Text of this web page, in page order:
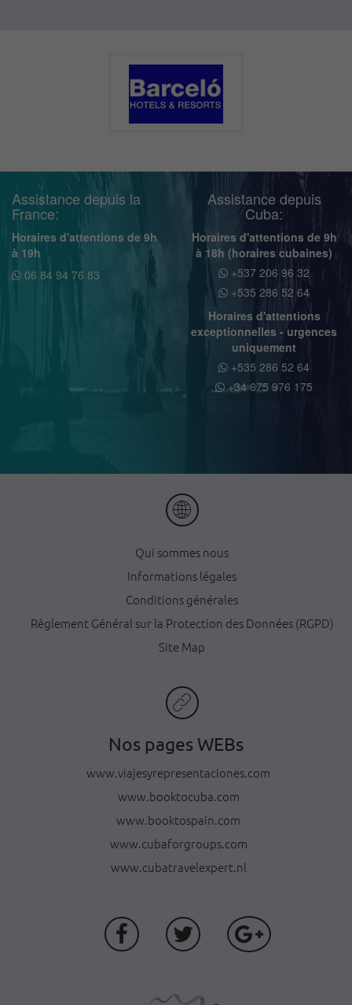
Assistance depuis la
France:
Horaires d'attentions de 9h
à 19h
06 84 94 76 83
Assistance depuis
Cuba:
Horaires d'attentions de 9h
à 18h (horaires cubaines)
+537 206 96 32
+535 286 52 64
Horaires d'attentions
exceptionnelles - urgences
uniquement
+535 286 52 64
+34 675 976 175
Qui sommes nous
Informations légales
Conditions générales
Règlement Général sur la Protection des Données (RGPD)
Site Map
Nos pages WEBs
www.viajesyrepresentaciones.com
www.booktocuba.com
www.booktospain.com
www.cubaforgroups.com
www.cubatravelexpert.nl